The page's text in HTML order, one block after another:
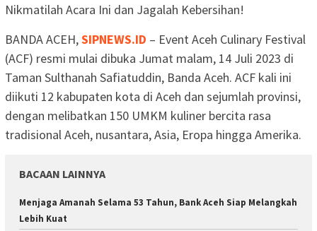
Nikmatilah Acara Ini dan Jagalah Kebersihan!
BANDA ACEH,SIPNEWS.ID – Event Aceh Culinary Festival
(ACF) resmi mulai dibuka Jumat malam, 14 Juli 2023 di
Taman Sulthanah Safiatuddin, Banda Aceh. ACF kali ini
diikuti 12 kabupaten kota di Aceh dan sejumlah provinsi,
dengan melibatkan 150 UMKM kuliner bercita rasa
tradisional Aceh, nusantara, Asia, Eropa hingga Amerika.
BACAAN LAINNYA
Menjaga Amanah Selama 53 Tahun, Bank Aceh Siap Melangkah
Lebih Kuat